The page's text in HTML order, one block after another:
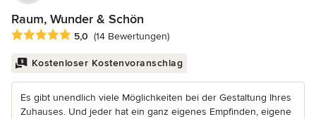
Raum, Wunder & Schön
Durchschnittliche Bewertung: 5 von 5 Sternen
5,0 (14 Bewertungen)
Kostenloser Kostenvoranschlag
Es gibt unendlich viele Möglichkeiten bei der Gestaltung Ihres
Zuhauses. Und jeder hat ein ganz eigenes Empfinden, eigene